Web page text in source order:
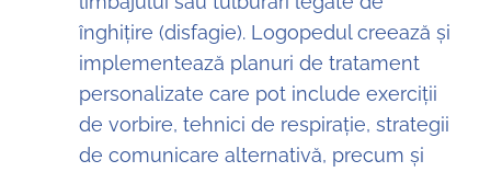
înghițire (disfagie). Logopedul creează și
implementează planuri de tratament
personalizate care pot include exerciții
de vorbire, tehnici de respirație, strategii
de comunicare alternativă, precum și